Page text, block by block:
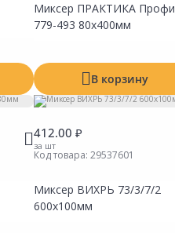
Миксер ПРАКТИКА Профи
779-493 80х400мм
В корзину
412.00 ₽
за шт
Код товара: 29537601
Миксер ВИХРЬ 73/3/7/2
600х100мм